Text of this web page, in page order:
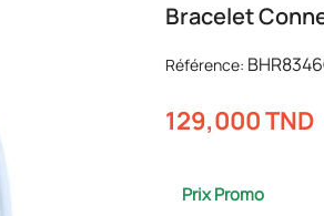
Bracelet
Référence:
129,000 TND
Prix Promo